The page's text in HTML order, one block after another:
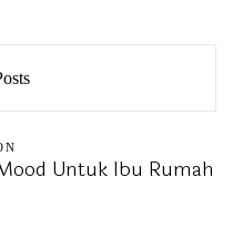
Untuk Ibu Rumah